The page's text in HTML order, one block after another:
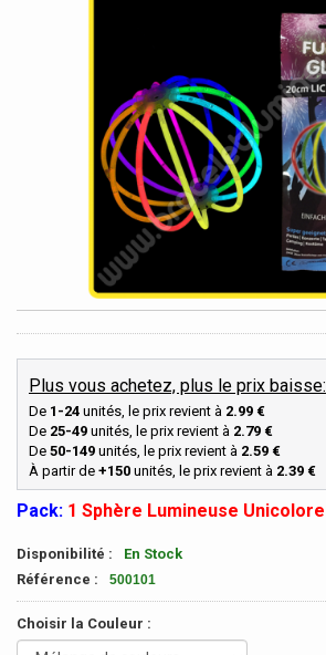
Plus vous achetez, plus le prix baisse:
De 1-24 unités, le prix revient à 2.99 €
De 25-49 unités, le prix revient à 2.79 €
De 50-149 unités, le prix revient à 2.59 €
À partir de +150 unités, le prix revient à 2.39 €
Pack: 1 Sphère Lumineuse Unicolore
Disponibilité :
En Stock
Référence :
500101
Choisir la Couleur :